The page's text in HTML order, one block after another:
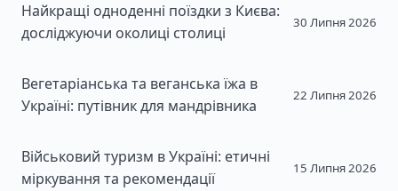
Найкращі одноденні поїздки з Києва:
досліджуючи околиці столиці
30 Липня 2026
Вегетаріанська та веганська їжа в
Україні: путівник для мандрівника
22 Липня 2026
Військовий туризм в Україні: етичні
міркування та рекомендації
15 Липня 2026